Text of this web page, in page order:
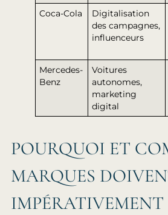
Coca-Cola
Digitalisation
des campagnes,
influenceurs
Mercedes-
Benz
Voitures
autonomes,
marketing
digital
POURQUOI ET
MARQUES